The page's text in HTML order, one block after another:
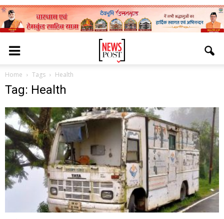
Home Tags Health
Tag: Health